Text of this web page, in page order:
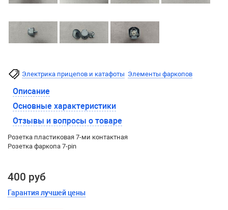
Электрика прицепов и катафоты Элементы фаркопов
Описание
Основные характеристики
Отзывы и вопросы о товаре
Розетка пластиковая 7-ми контактная
Розетка фаркопа 7-pin
400 руб
Гарантия лучшей цены